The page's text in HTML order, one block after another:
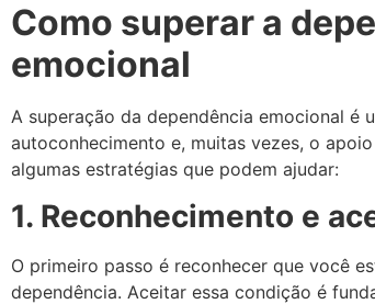
Como superar a
emocional
A superação da dependência emocional é
autoconhecimento e, muitas vezes, o
algumas estratégias que podem ajudar:
1. Reconhecimento e
O primeiro passo é reconhecer que você
dependência. Aceitar essa condição é